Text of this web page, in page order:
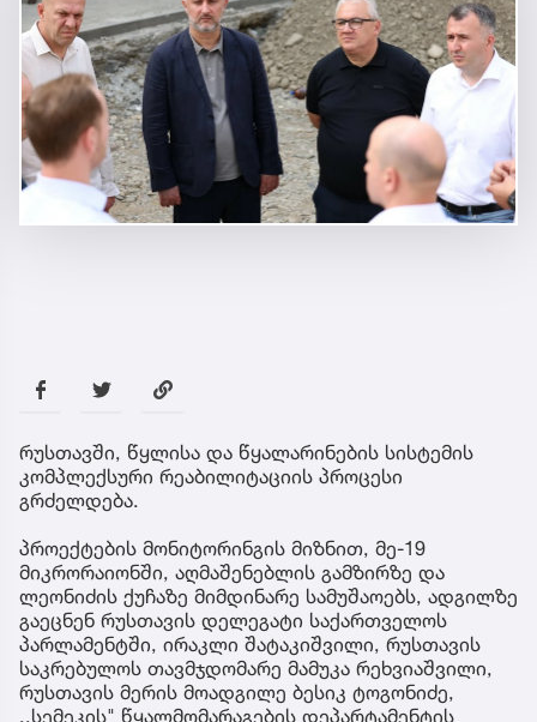
რუსთავში, წყლისა და წყალარინების სისტემის
კომპლექსური რეაბილიტაციის პროცესი
გრძელდება.
პროექტების მონიტორინგის მიზნით, მე-19
მიკრორაიონში, აღმაშენებლის გამზირზე და
ლეონიძის ქუჩაზე მიმდინარე სამუშაოებს, ადგილზე
გაეცნენ რუსთავის დელეგატი საქართველოს
პარლამენტში, ირაკლი შატაკიშვილი, რუსთავის
საკრებულოს თავმჯდომარე მამუკა რეხვიაშვილი,
რუსთავის მერის მოადგილე ბესიკ ტოგონიძე,
,,სემეკის" წყალმომარაგების დეპარტამენტის